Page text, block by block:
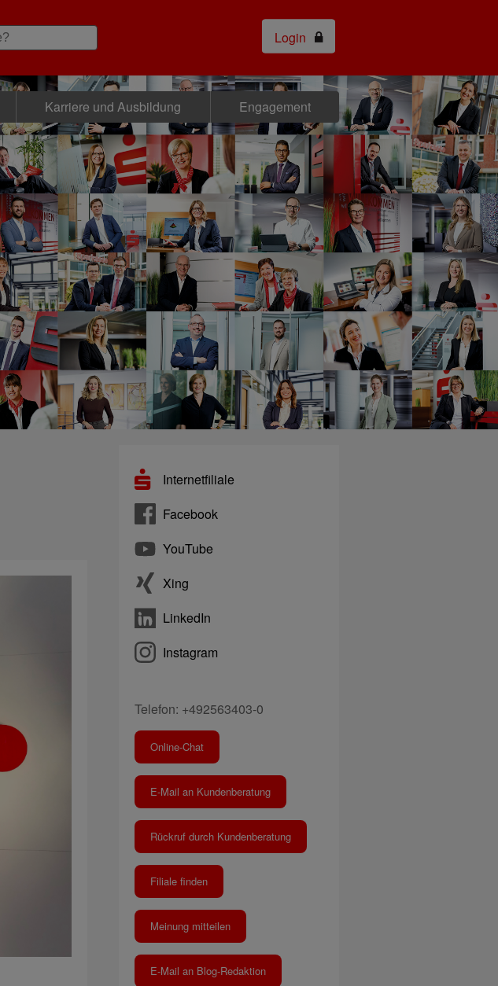
Login
Karriere und Ausbildung Engagement
Internetfiliale
Facebook
YouTube
Xing
LinkedIn
Instagram
Telefon: +492563403-0
Online-Chat
E-Mail an Kundenberatung
Rückruf durch Kundenberatung
Filiale finden
Meinung mitteilen
E-Mail an Blog-Redaktion